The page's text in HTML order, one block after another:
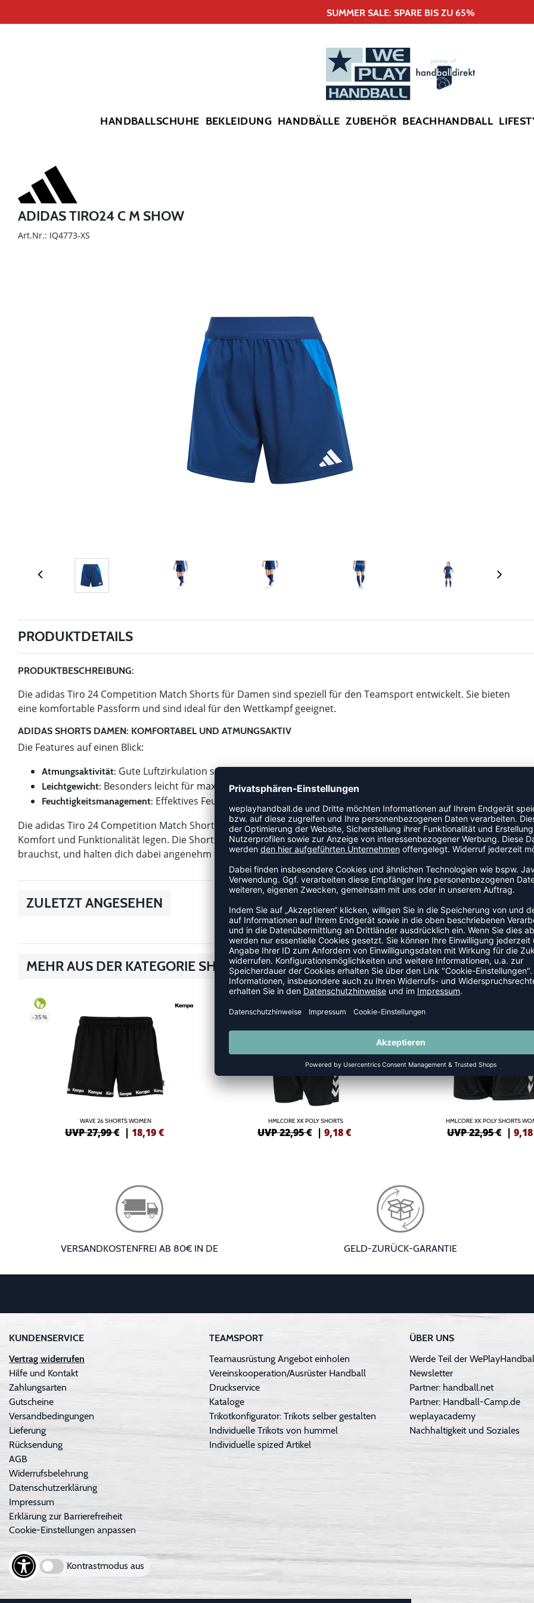
SUMMER SALE: SPARE BIS ZU 65%
HANDBALLSCHUHE BEKLEIDUNG HANDBÄLLE ZUBEHÖR BEACHHANDBALL
ADIDAS TIRO24 C M SHOW
Art.Nr.: IQ4773-XS
PRODUKTDETAILS
PRODUKTBESCHREIBUNG:
Die adidas Tiro 24 Competition Match Shorts für Damen sind speziell für den Teamsport entwickelt. Sie bieten
eine komfortable Passform und sind ideal für den Wettkampf geeignet.
ADIDAS SHORTS DAMEN: KOMFORTABEL UND ATMUNGSAKTIV
Die Features auf einen Blick:
Atmungsaktivität: Gute Luftzirkulation sorgt für ein angenehmes Tragegefühl.
Leichtgewicht: Besonders leicht für maximale Bewegungsfreiheit.
Feuchtigkeitsmanagement: Effektives Feuchtigkeitsmanagement hält dich trocken.
Die adidas Tiro 24 Competition Match Shorts sind eine gute Wahl für Handballspielerinnen, die Wert auf
Komfort und Funktionalität legen. Die Shorts bieten dir die Bewegungsfreiheit, die du für schnelle Spielzüge
brauchst, und halten dich dabei angenehm trocken.
ZULETZT ANGESEHEN
MEHR AUS DER KATEGORIE SHORTS
-35%
WAVE 26 SHORTS WOMEN
UVP 27,99 € | 18,19€
-60%
HMLCORE XK POLY SHORTS
UVP 22,95 € | 9,18€
-60%
HMLCORE XK POLY SHORTS
UVP 22,95 € |9,18
VERSANDKOSTENFREI AB 80€ IN DE GELD-ZURÜCK-GARANTIE
KUNDENSERVICE
Vertrag widerrufen
Hilfe und Kontakt
Zahlungsarten
Gutscheine
Versandbedingungen
Lieferung
Rücksendung
AGB
Widerrufsbelehrung
Datenschutzerklärung
Impressum
Erklärung zur Barrierefreiheit
Cookie-Einstellungen anpassen
Kontrastmodus aus
TEAMSPORT
Teamausrüstung Angebot einholen
Vereinskooperation/Ausrüster Handball
Druckservice
Kataloge
Trikotkonfigurator: Trikots selber gestalten
Individuelle Trikots von hummel
Individuelle spized Artikel
ÜBER UNS
Werde Teil der
Newsletter
Partner: handball.net
Partner: Handball-Camp.de
weplayacademy
Nachhaltigkeit und Soziales